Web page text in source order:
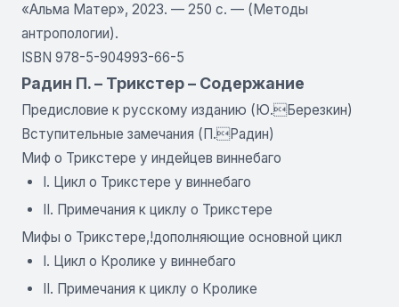
«Альма Матер», 2023. — 250 с. — (Методы
антропологии).
ISBN 978-5-904993-66-5
Радин П. – Трикстер – Содержание
Предисловие к русскому изданию (Ю.Березкин)
Вступительные замечания (П.Радин)
Миф о Трикстере у индейцев виннебаго
I. Цикл о Трикстере у виннебаго
II. Примечания к циклу о Трикстере
Мифы о Трикстере,!дополняющие основной цикл
I. Цикл о Кролике у виннебаго
II. Примечания к циклу о Кролике